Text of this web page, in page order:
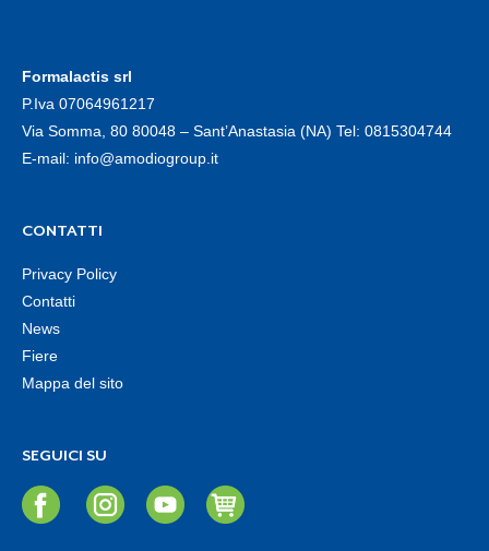
Formalactis srl
P.Iva 07064961217
Via Somma, 80 80048 – Sant’Anastasia (NA) Tel: 0815304744
E-mail: info@amodiogroup.it
CONTATTI
Privacy Policy
Contatti
News
Fiere
Mappa del sito
SEGUICI SU